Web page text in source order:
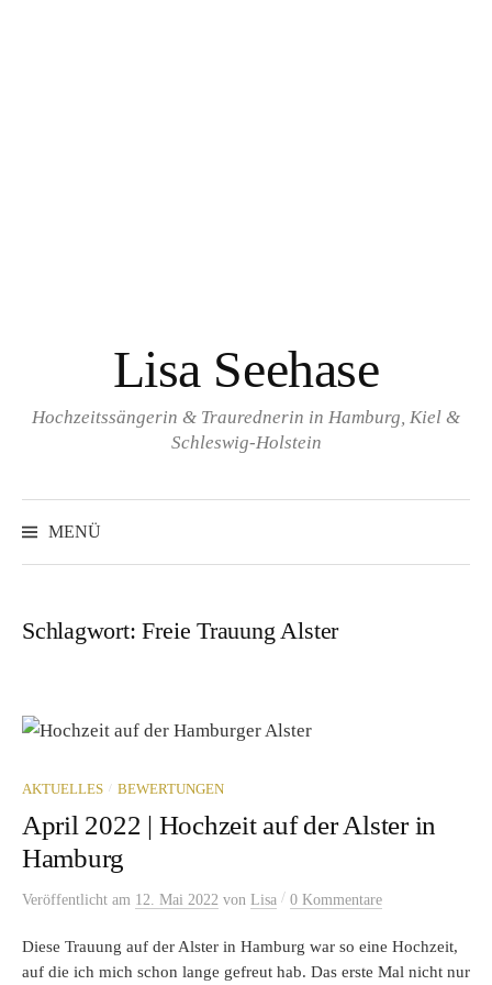
Lisa Seehase
Hochzeitssängerin & Traurednerin in Hamburg, Kiel &
Schleswig-Holstein
MENÜ
Schlagwort:Freie Trauung Alster
AKTUELLES / BEWERTUNGEN
April 2022 | Hochzeit auf der Alster in
Hamburg
Veröffentlicht am 12. Mai 2022 von Lisa / 0 Kommentare
Diese Trauung auf der Alster in Hamburg war so eine Hochzeit,
auf die ich mich schon lange gefreut hab. Das erste Mal nicht nur